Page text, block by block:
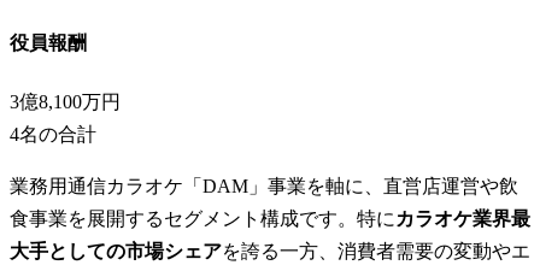
役員報酬
3億8,100万円
4名の合計
業務用通信カラオケ「DAM」事業を軸に、直営店運営や飲
食事業を展開するセグメント構成です。特に カラオケ業界最
大手としての市場シェアを誇る一方、消費者需要の変動やエ